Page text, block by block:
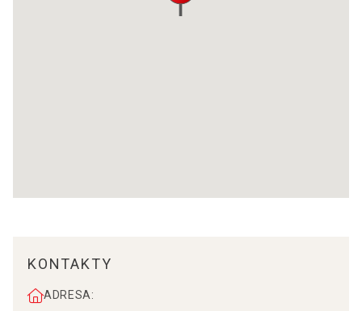
KONTAKTY
ADRESA: